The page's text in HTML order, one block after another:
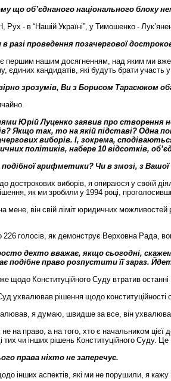
що об’єднаного національного блоку
, Рух - в “Нашій Україні”, у Тимошенко - Лук’
в разі проведення позачергової
є першим нашим досягненням, над яким ми вже
, єдиних кандидатів, які будуть брати участь у
зрозумів, Ви з Борисом Тарасюком
.
Юрій Луценко заявив про створення
? Якщо так, то на якій підставі? Одна
виборів. І, зокрема,
політиків, набере 10 відсотків, об’
подібної арифметики? Чи в змозі, з Вашої
дострокових виборів, я опираюся у своїй
, як ми зробили у 1994 році,
мене, він свій ліміт юридичних можливостей
226 голосів, як демонструє Верховна Рада,
дехто вважає, якщо сьогодні,
подібне право розпустити її зараз.
щодо Конституційного Суду втратив останні
ухвалював рішення щодо конституційності
, я думаю, швидше за все, він
не на право, а на того, хто є начальником цієї
тих чи інших рішень Конституційного Суду. Це
права ніхто не заперечує.
інших аспектів, які ми не порушили, я кажу